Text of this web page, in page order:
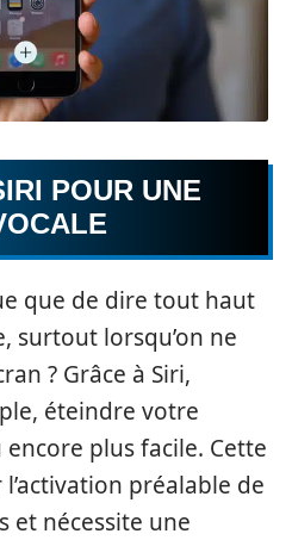
POUR UNE
que de dire tout haut
surtout lorsqu’on ne
? Grâce à Siri,
éteindre votre
plus facile. Cette
préalable de
et nécessite une